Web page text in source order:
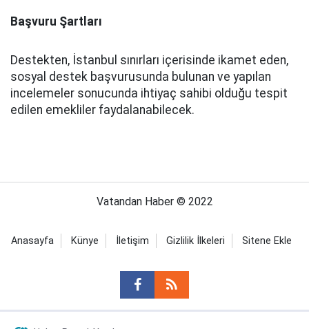
Başvuru Şartları
Destekten, İstanbul sınırları içerisinde ikamet eden,
sosyal destek başvurusunda bulunan ve yapılan
incelemeler sonucunda ihtiyaç sahibi olduğu tespit
edilen emekliler faydalanabilecek.
Vatandan Haber © 2022
Anasayfa Künye İletişim Gizlilik İlkeleri Sitene Ekle